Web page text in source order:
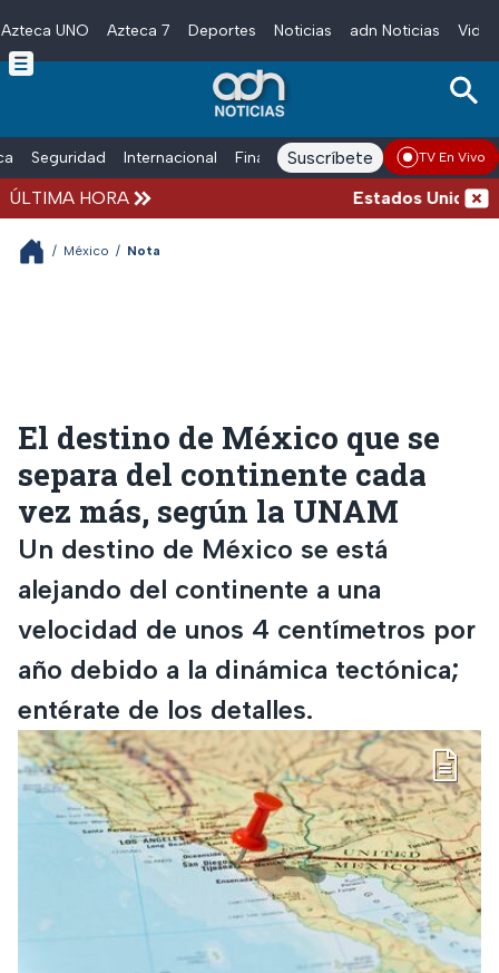
Skip to main content
Azteca UNO Azteca 7 Deportes Noticias adn Noticias
Seguridad Internacional Finanzas adn Noticias Radio
Suscríbete TV En Vivo
ÚLTIMA HORA Estados Unidos
/ México / Nota
El destino de México que se
separa del continente cada
vez más, según la UNAM
Un destino de México se está
alejando del continente a una
velocidad de unos 4 centímetros por
año debido a la dinámica tectónica;
entérate de los detalles.